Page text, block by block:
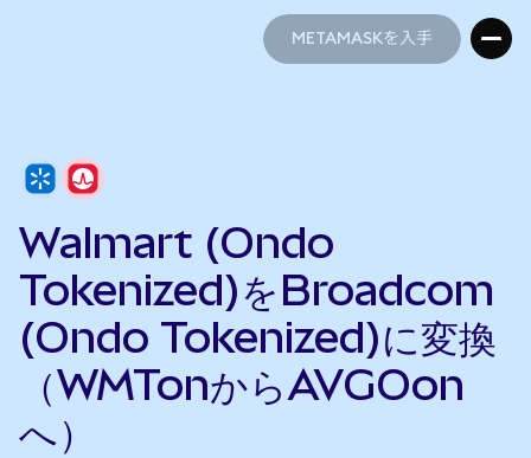
METAMASKを入手
Walmart (Ondo
Tokenized)をBroadcom
(Ondo Tokenized)に変換
（WMTonからAVGOon
へ）